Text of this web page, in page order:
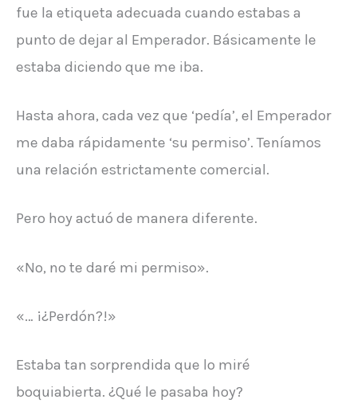
fue la etiqueta adecuada cuando estabas a
punto de dejar al Emperador. Básicamente le
estaba diciendo que me iba.
Hasta ahora, cada vez que ‘pedía’, el Emperador
me daba rápidamente ‘su permiso’. Teníamos
una relación estrictamente comercial.
Pero hoy actuó de manera diferente.
«No, no te daré mi permiso».
«… ¡¿Perdón?!»
Estaba tan sorprendida que lo miré
boquiabierta. ¿Qué le pasaba hoy?